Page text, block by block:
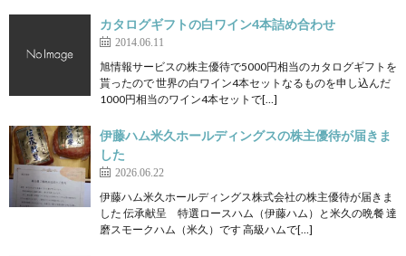
カタログギフトの白ワイン4本詰め合わせ
2014.06.11
旭情報サービスの株主優待で5000円相当のカタログギフトを
貰ったので 世界の白ワイン4本セットなるものを申し込んだ
1000円相当のワイン4本セットで[…]
伊藤ハム米久ホールディングスの株主優待が届きま
した
2026.06.22
伊藤ハム米久ホールディングス株式会社の株主優待が届きま
した 伝承献呈 特選ロースハム（伊藤ハム）と米久の晩餐 達
磨スモークハム（米久）です 高級ハムで[…]